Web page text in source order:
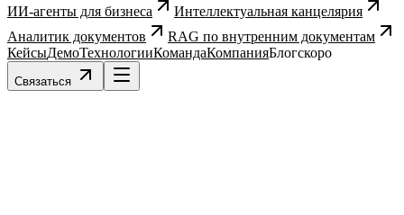
ИИ-агенты для бизнеса
Интеллектуальная канцелярия
Аналитик документов
RAG по внутренним документам
КейсыДемоТехнологииКомандаКомпанияБлогскоро
Связаться